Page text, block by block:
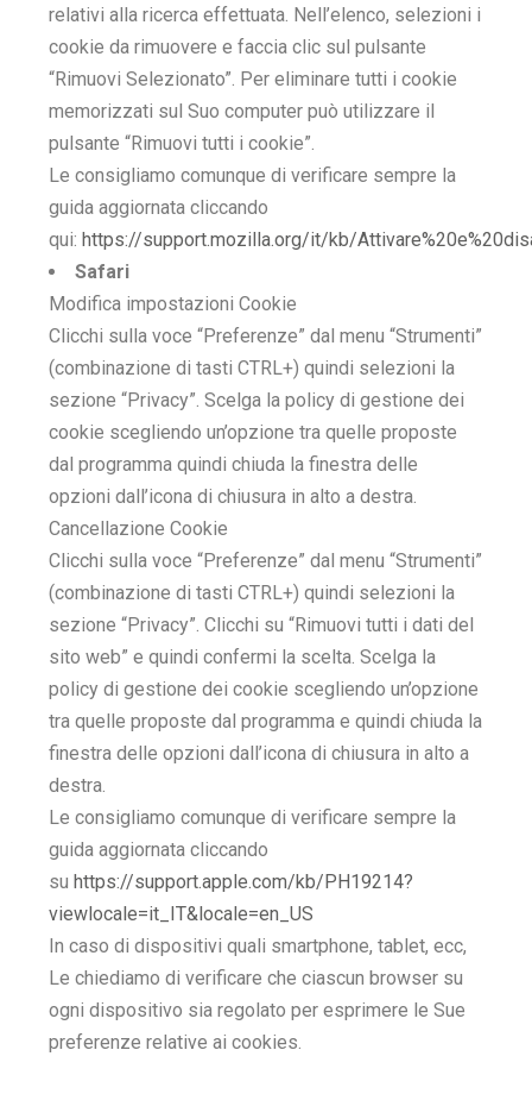
relativi alla ricerca effettuata. Nell’elenco, selezioni i
cookie da rimuovere e faccia clic sul pulsante
“Rimuovi Selezionato”. Per eliminare tutti i cookie
memorizzati sul Suo computer può utilizzare il
pulsante “Rimuovi tutti i cookie”.
Le consigliamo comunque di verificare sempre la
guida aggiornata cliccando
qui:https://support.mozilla.org/it/kb/
Safari
Modifica impostazioni Cookie
Clicchi sulla voce “Preferenze” dal menu “Strumenti”
(combinazione di tasti CTRL+) quindi selezioni la
sezione “Privacy”. Scelga la policy di gestione dei
cookie scegliendo un’opzione tra quelle proposte
dal programma quindi chiuda la finestra delle
opzioni dall’icona di chiusura in alto a destra.
Cancellazione Cookie
Clicchi sulla voce “Preferenze” dal menu “Strumenti”
(combinazione di tasti CTRL+) quindi selezioni la
sezione “Privacy”. Clicchi su “Rimuovi tutti i dati del
sito web” e quindi confermi la scelta. Scelga la
policy di gestione dei cookie scegliendo un’opzione
tra quelle proposte dal programma e quindi chiuda la
finestra delle opzioni dall’icona di chiusura in alto a
destra.
Le consigliamo comunque di verificare sempre la
guida aggiornata cliccando
suhttps://support.apple.com/kb/PH19214?
viewlocale=it_IT&locale=en_US
In caso di dispositivi quali smartphone, tablet, ecc,
Le chiediamo di verificare che ciascun browser su
ogni dispositivo sia regolato per esprimere le Sue
preferenze relative ai cookies.